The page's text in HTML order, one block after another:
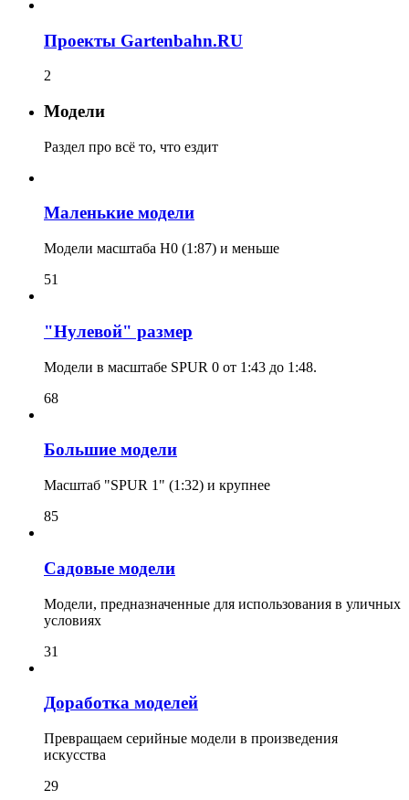
Проекты Gartenbahn.RU
2
Модели
Раздел про всё то, что ездит
Маленькие модели
Модели масштаба H0 (1:87) и меньше
51
"Нулевой" размер
Модели в масштабе SPUR 0 от 1:43 до 1:48.
68
Большие модели
Масштаб "SPUR 1" (1:32) и крупнее
85
Садовые модели
Модели, предназначенные для использования в уличных
условиях
31
Доработка моделей
Превращаем серийные модели в произведения
искусства
29